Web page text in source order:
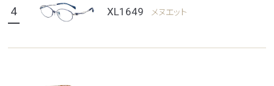
4 XL1649 メヌエット